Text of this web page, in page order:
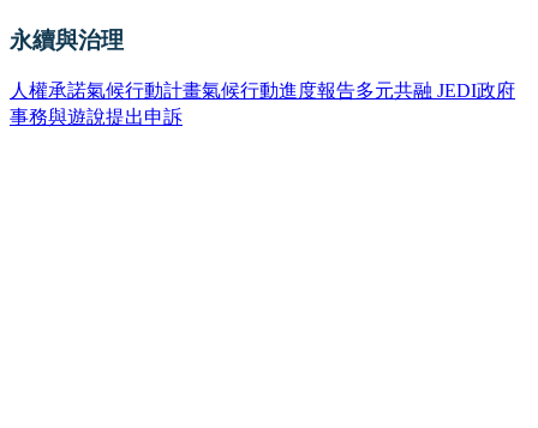
永續與治理
人權承諾氣候行動計畫氣候行動進度報告多元共融 JEDI政府
事務與遊說提出申訴